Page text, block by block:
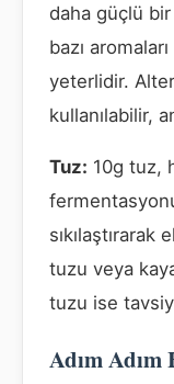
daha güçlü bir
bazı
yeterlidir.
kullanılabilir,
Tuz: 10g tuz,
sıkılaştırarak
tuzu veya
tuzu ise
Adım Adım